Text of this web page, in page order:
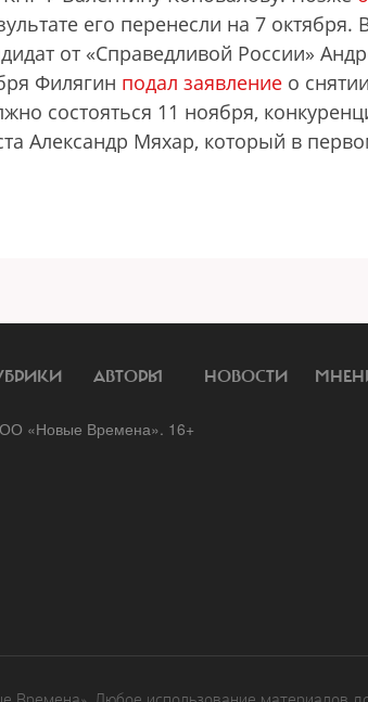
его перенесли на 7
от «Справедливой России»
Филягин подал заявление о
состояться 11 ноября,
Александр Мяхар, который в
АВТОРЫ НОВОСТИ
«Новые Времена». 16+